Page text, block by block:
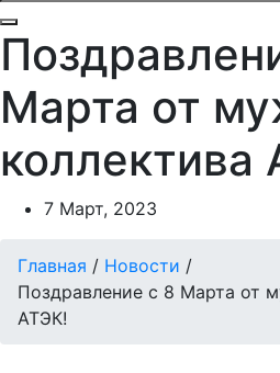
Марта от
коллектива
7 Март, 2023
Главная / Новости /
Поздравление с 8 Марта от
АТЭК!